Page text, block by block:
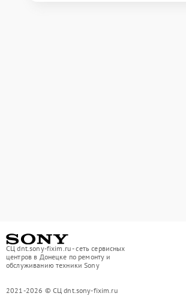
СЦ dnt.sony-fixim.ru - сеть сервисных
центров в Донецке по ремонту и
обслуживанию техники Sony
2021-2026 © СЦ dnt.sony-fixim.ru